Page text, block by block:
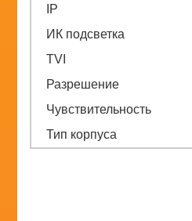
IP
ИК подсветка
TVI
Разрешение
Чувствительность
Тип корпуса